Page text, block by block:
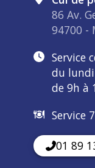
86 Av.
94700 -
Service
du
de 9h à
Service
01 89